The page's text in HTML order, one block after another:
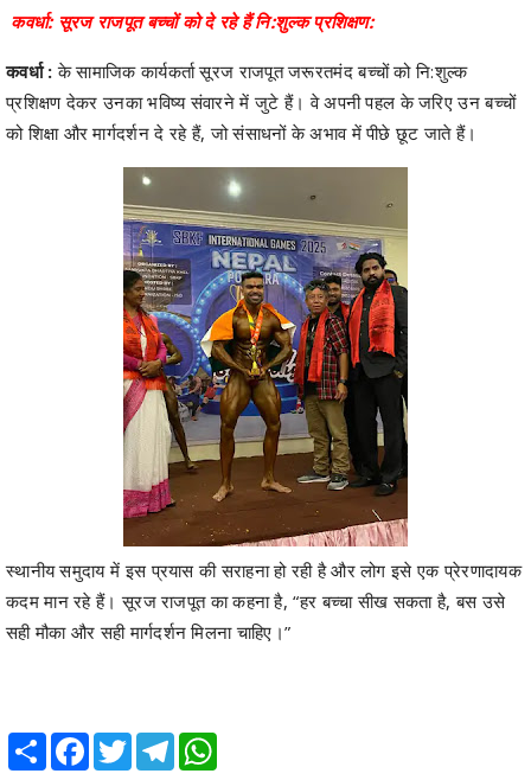
कवर्धा: सूरज राजपूत बच्चों को दे रहे हैं नि:शुल्क प्रशिक्षण:
कवर्धा :के सामाजिक कार्यकर्ता सूरज राजपूत जरूरतमंद बच्चों को नि:शुल्क
प्रशिक्षण देकर उनका भविष्य संवारने में जुटे हैं। वे अपनी पहल के जरिए उन बच्चों
को शिक्षा और मार्गदर्शन दे रहे हैं, जो संसाधनों के अभाव में पीछे छूट जाते हैं।
स्थानीय समुदाय में इस प्रयास की सराहना हो रही है और लोग इसे एक प्रेरणादायक
कदम मान रहे हैं। सूरज राजपूत का कहना है, “हर बच्चा सीख सकता है, बस उसे
सही मौका और सही मार्गदर्शन मिलना चाहिए।”
Share Facebook
TwitterTelegram